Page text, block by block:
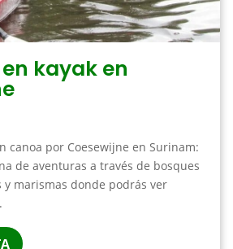
kayak en
canoa por Coesewijne en Surinam:
de aventuras a través de bosques
y marismas donde podrás ver